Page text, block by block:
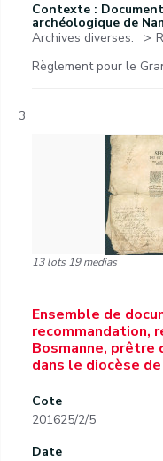
Contexte :
archéologique de
Archives diverses.
Règlement pour le
3
13 lots 19 medias
Ensemble de
recommandation,
Bosmanne, prêtre
dans le diocèse de
Cote
201625/2/5
Date